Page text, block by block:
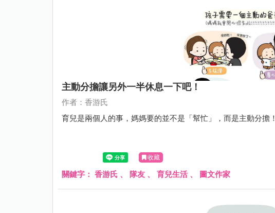
主動分擔讓另外一半休息一下吧！
作者：香游氏
育兒是兩個人的事，媽媽要的並不是「幫忙」，而是主動分擔！
收藏
關鍵字： 香游氏 、 隊友 、 育兒生活、 圖文作家